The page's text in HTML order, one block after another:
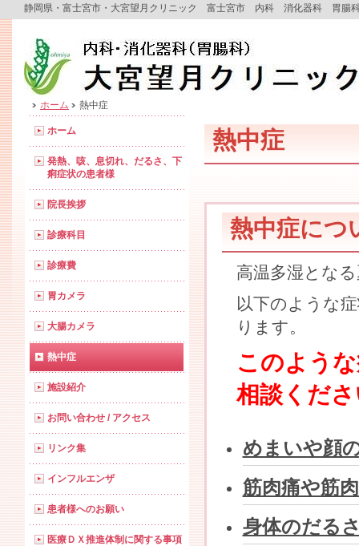
静岡県・富士宮市・大宮望月クリニック 富士宮市 内科 消化器科 胃
ホーム 熱中症
熱中症
熱中症につ
高温多湿とな
以下のような
ります。
このよう
相談くだ
めまいや顔
筋肉痛や筋
身体のだる
ホーム
発熱、咳、息切れ、だるさ、下
痢症状の患者様
院長挨拶
診療科目
診療費
胃カメラ
大腸カメラ
熱中症
施設紹介
お問い合わせ / アクセス
リンク集
インフルエンザ
患者様へのお願い
医療ＤＸ推進体制に関する事項